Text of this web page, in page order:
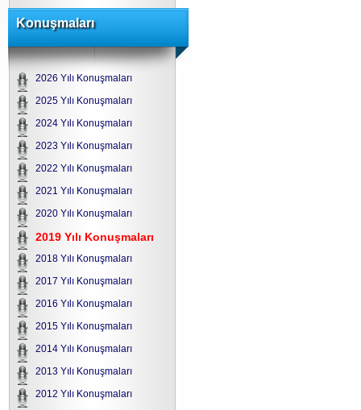
Konuşmaları
2026 Yılı Konuşmaları
2025 Yılı Konuşmaları
2024 Yılı Konuşmaları
2023 Yılı Konuşmaları
2022 Yılı Konuşmaları
2021 Yılı Konuşmaları
2020 Yılı Konuşmaları
2019 Yılı Konuşmaları
2018 Yılı Konuşmaları
2017 Yılı Konuşmaları
2016 Yılı Konuşmaları
2015 Yılı Konuşmaları
2014 Yılı Konuşmaları
2013 Yılı Konuşmaları
2012 Yılı Konuşmaları